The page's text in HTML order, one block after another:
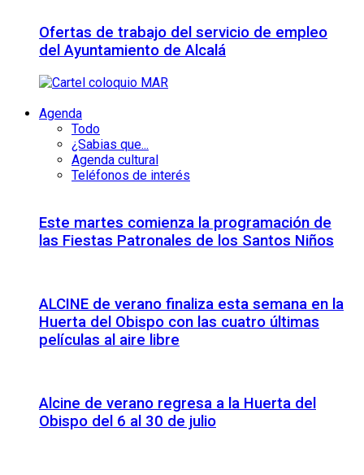
Ofertas de trabajo del servicio de empleo
del Ayuntamiento de Alcalá
Agenda
Todo
¿Sabias que...
Agenda cultural
Teléfonos de interés
Este martes comienza la programación de
las Fiestas Patronales de los Santos Niños
ALCINE de verano finaliza esta semana en la
Huerta del Obispo con las cuatro últimas
películas al aire libre
Alcine de verano regresa a la Huerta del
Obispo del 6 al 30 de julio